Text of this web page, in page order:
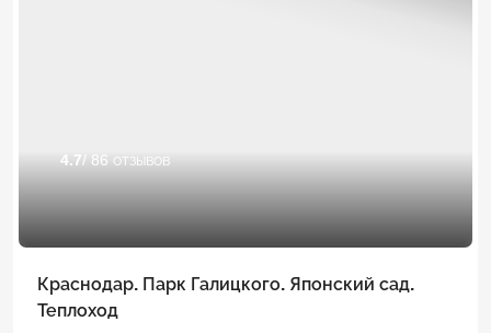
4.7/ 86 отзывов
Краснодар. Парк Галицкого. Японский сад.
Теплоход